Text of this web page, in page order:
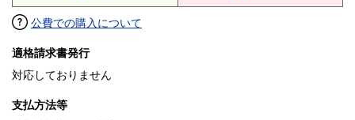
公費での購入について
適格請求書発行
対応しておりません
支払方法等